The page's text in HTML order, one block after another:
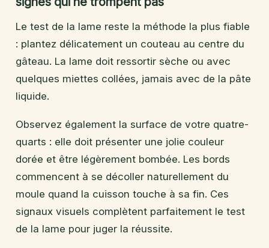
Le test de la lame reste la méthode la plus fiable
: plantez délicatement un couteau au centre du
gâteau. La lame doit ressortir sèche ou avec
quelques miettes collées, jamais avec de la pâte
liquide.
Observez également la surface de votre quatre-
quarts : elle doit présenter une jolie couleur
dorée et être légèrement bombée. Les bords
commencent à se décoller naturellement du
moule quand la cuisson touche à sa fin. Ces
signaux visuels complètent parfaitement le test
de la lame pour juger la réussite.